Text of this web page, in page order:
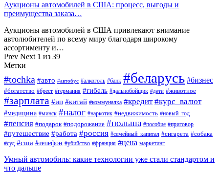
Аукционы автомобилей в США: процесс, выгоды и
преимущества заказа…
Аукционы автомобилей в США привлекают внимание
автолюбителей по всему миру благодаря широкому
ассортименту и…
Prev Next 1 из 39
Метки
#tochka #авто #автобус #алкоголь #банк #беларусь #бизнес
#богатство #брест #германия #гибель #дальнобойщик #дети #животное
#зарплата #ип #китай #коммуналка #кредит #курс_валют
#медицина #минск #налог #наркотик #недвижимость #новый_год
#пенсия #подарок #подорожание #польша #пособие #приговор
#путешествие #работа #россия #семейный_капитал #сигарета #собака
#суд #сша #телефон #убийство #франция #цена маркетинг
Умный автомобиль: какие технологии уже стали стандартом и
что дальше